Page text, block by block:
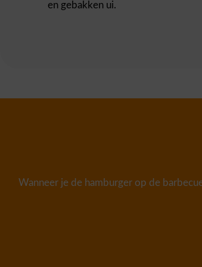
en gebakken ui.
Wanneer je de hamburger op de